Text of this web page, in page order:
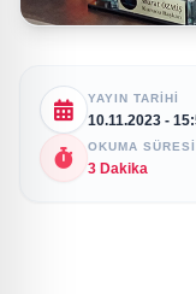
YAYIN TARIHI
10.11.2023 -
OKUMA SÜRESI
3 Dakika